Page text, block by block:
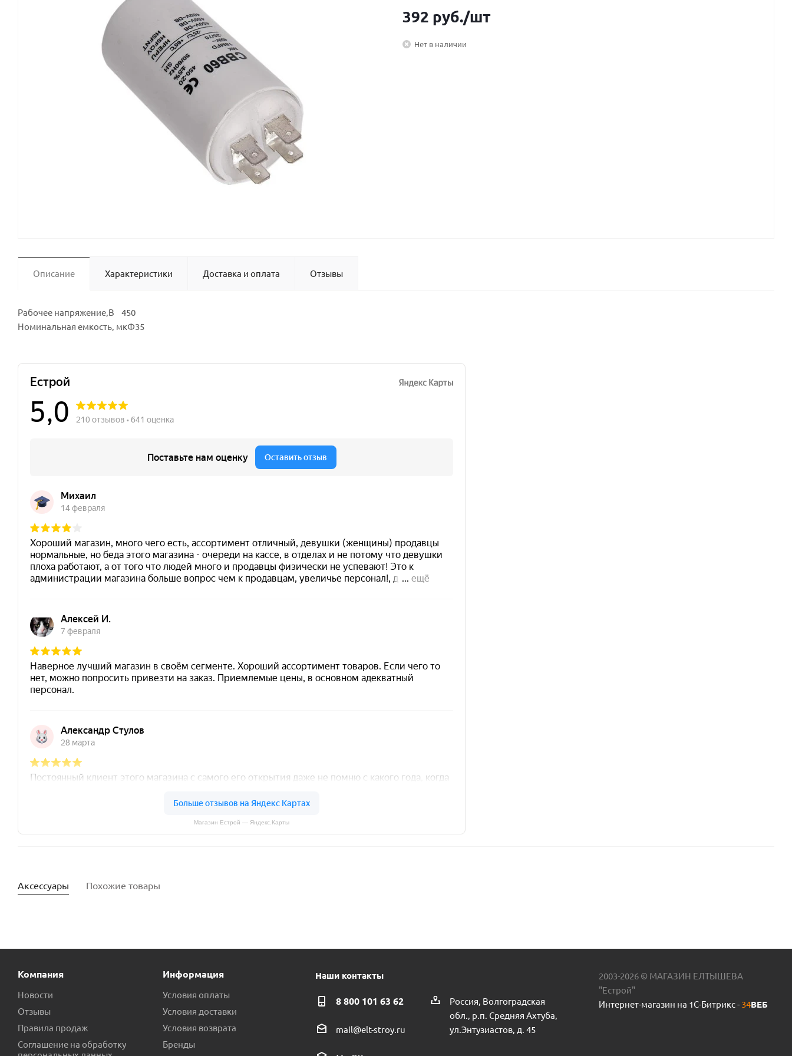
392 руб./шт
Нет в наличии
Описание Характеристики Доставка и оплата Отзывы
Рабочее напряжение,В 450
Номинальная емкость, мкФ35
Магазин Естрой — Яндекс.Карты
Аксессуары Похожие товары
Рабочее колесо PUMPMAN QDX3-30-1.1 LA пр.КНР Насос циркуляционный JEMIX ЦНФ-50/12 пр.КНР Диффузор+эжектор PUMPMAN JET80/JET100/TJSW пр.КНР
Компания
Новости
Отзывы
Правила продаж
Соглашение на обработку
Информация
Условия оплаты
Условия доставки
Условия возврата
Бренды
Наши контакты
8 800 101 63 62
mail@elt-stroy.ru
Россия, Волгоградская
обл., р.п. Средняя Ахтуба,
ул.Энтузиастов, д. 45
2003-2026 © МАГАЗИН ЕЛТЫШЕВА
"Естрой"
Интернет-магазин на 1С-Битрикс - 34ВЕБ